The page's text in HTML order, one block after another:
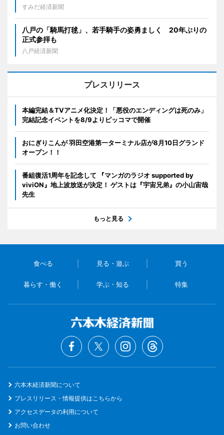
すみだ経済新聞
八戸の「騎馬打毬」、若手騎手の姿勇ましく 20年ぶりの
正式参拝も
八戸経済新聞
プレスリリース
本編完結＆TVアニメ化決定！「悪役のエンディングは死のみ」
完結記念イベントを8/9よりピッコマで開催
おにぎりこんが 羽田空港第一ターミナル店が8月10日グランド
オープン！！
番組復活1周年を記念して 『マンガのラジオ supported by
viviON』地上波放送が決定！ ゲストは『宇宙兄弟』の小山宙哉
先生
もっと見る
食べる 見る・遊ぶ 買う
暮らす・働く 学ぶ・知る 特集
六本木経済新聞について
プレスリリース・情報提供はこちらから
アクセスデータの利用について
お問い合わせ